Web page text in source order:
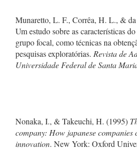
Munaretto, L. F., Corrêa, H. L., &
Um estudo sobre as características
grupo focal, como técnicas na
pesquisas exploratórias. Revista de
Universidade Federal de Santa
Nonaka, I., & Takeuchi, H. (1995)
company: How japanese companies
innovation. New York: Oxford